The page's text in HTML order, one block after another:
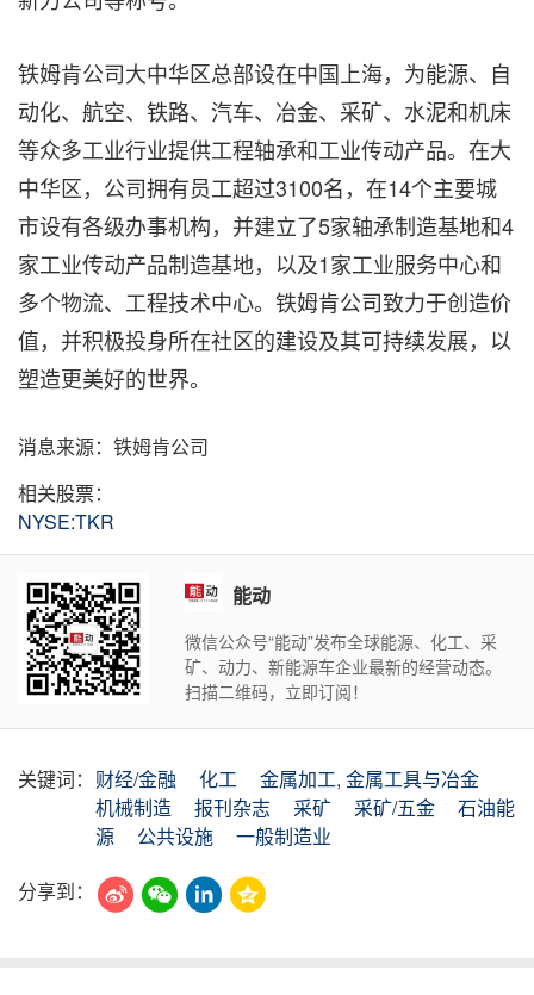
铁姆肯公司大中华区总部设在中国上海，为能源、自
动化、航空、铁路、汽车、冶金、采矿、水泥和机床
等众多工业行业提供工程轴承和工业传动产品。在大
中华区，公司拥有员工超过3100名，在14个主要城
市设有各级办事机构，并建立了5家轴承制造基地和4
家工业传动产品制造基地，以及1家工业服务中心和
多个物流、工程技术中心。铁姆肯公司致力于创造价
值，并积极投身所在社区的建设及其可持续发展，以
塑造更美好的世界。
消息来源：铁姆肯公司
相关股票：
NYSE:TKR
能动
微信公众号“能动”发布全球能源、化工、采
矿、动力、新能源车企业最新的经营动态。
扫描二维码，立即订阅！
关键词： 财经/金融 化工
金属加工, 金属工具与冶金
机械制造
报刊杂志 采矿 采矿/五金
石油能
源
公共设施
一般制造业
分享到：